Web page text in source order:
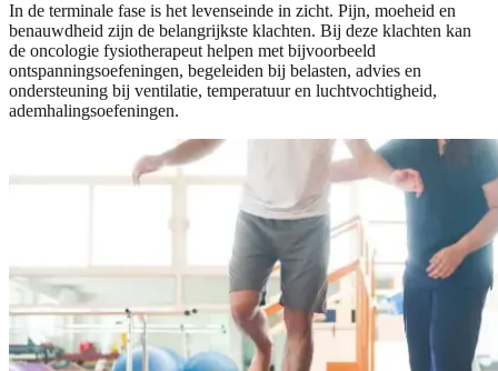
In de terminale fase is het levenseinde in zicht. Pijn, moeheid en
benauwdheid zijn de belangrijkste klachten. Bij deze klachten kan
de oncologie fysiotherapeut helpen met bijvoorbeeld
ontspanningsoefeningen, begeleiden bij belasten, advies en
ondersteuning bij ventilatie, temperatuur en luchtvochtigheid,
ademhalingsoefeningen.